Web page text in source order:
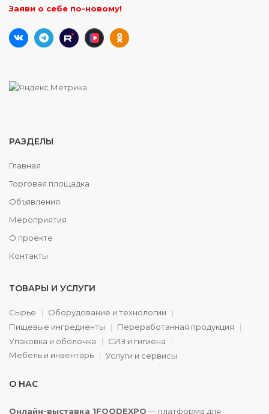
Заяви о себе по-новому!
РАЗДЕЛЫ
Главная
Торговая площадка
Объявления
Мероприятия
О проекте
Контакты
ТОВАРЫ И УСЛУГИ
Сырье
Оборудование и технологии
Пищевые ингредиенты
Переработанная продукция
Упаковка и оболочка
СИЗ и гигиена
Мебель и инвентарь
Услуги и сервисы
О НАС
Онлайн-выставка 1FOODEXPO — платформа для